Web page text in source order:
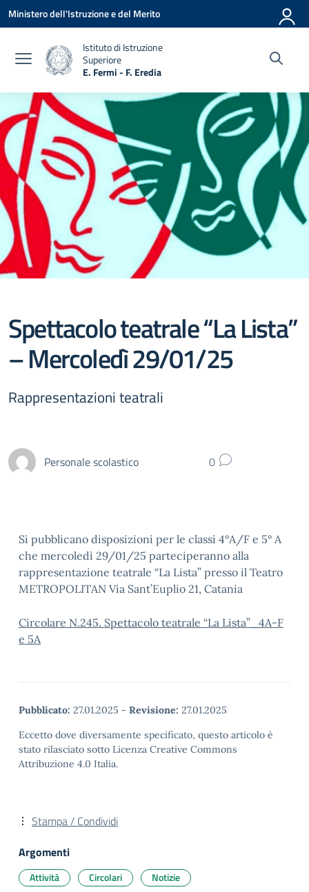
Vai ai contenuti
Vai al menu di navigazione
Vai al footer
Ministero dell'Istruzione e del Merito
Istituto di Istruzione
Superiore
E. Fermi - F. Eredia
Spettacolo teatrale “La Lista”
– Mercoledì 29/01/25
Rappresentazioni teatrali
Personale scolastico 0
Si pubblicano disposizioni per le classi 4°A/F e 5° A
che mercoledì 29/01/25 parteciperanno alla
rappresentazione teatrale “La Lista” presso il Teatro
METROPOLITAN Via Sant’Euplio 21, Catania
Circolare N.245. Spettacolo teatrale “La Lista”_4A-F
e 5A
Pubblicato: 27.01.2025 - Revisione: 27.01.2025
Eccetto dove diversamente specificato, questo articolo è
stato rilasciato sotto Licenza Creative Commons
Attribuzione 4.0 Italia.
Stampa / Condividi
Argomenti
Attività Circolari Notizie